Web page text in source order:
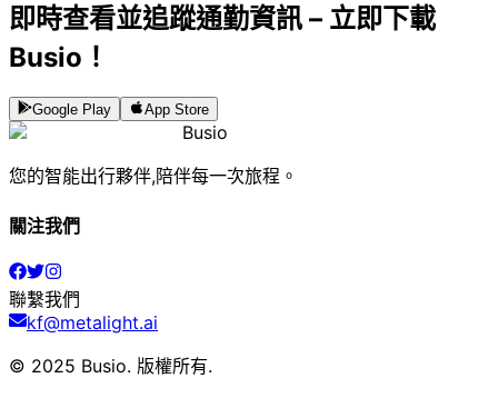
即時查看並追蹤通勤資訊 – 立即下載
Busio！
Google Play App Store
Busio
您的智能出行夥伴,陪伴每一次旅程。
關注我們
聯繫我們
kf@metalight.ai
© 2025 Busio. 版權所有.